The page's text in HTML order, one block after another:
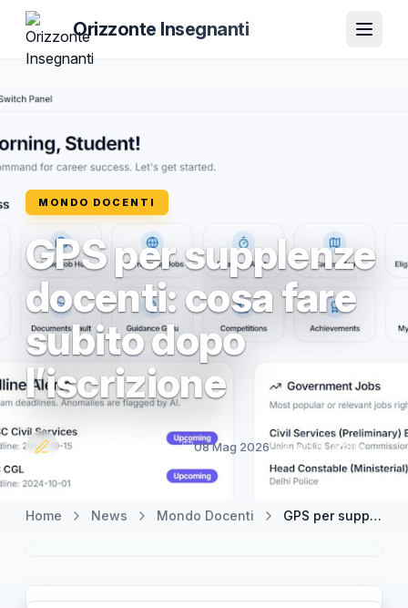
Orizzonte Insegnanti
MONDO DOCENTI
GPS per supplenze
docenti: cosa fare
subito dopo
l’iscrizione
REDAZIONE
Orizzonte Insegnanti 08 Mag 2026 4 min di lettura
Home News Mondo Docenti GPS per supplenze docenti: cosa fare subito dopo l’iscrizione